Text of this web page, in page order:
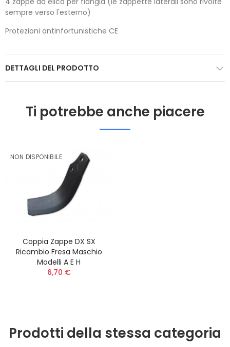
sempre verso l'esterno)
Protezioni antinfortunistiche CE
DETTAGLI DEL PRODOTTO
Ti potrebbe anche piacere
NON DISPONIBILE
Coppia Zappe DX SX
Ricambio Fresa Maschio
Modelli A E H
6,70 €
Prodotti della stessa categoria